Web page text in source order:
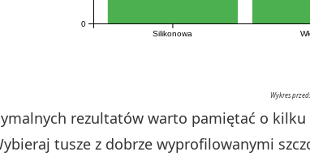
Silikonowa
0
Wykres
rezultatów warto pamiętać o kilku
tusze z dobrze wyprofilowanymi